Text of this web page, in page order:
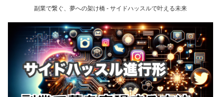
副業で繋ぐ、夢への架け橋 - サイドハッスルで叶える未来